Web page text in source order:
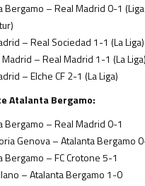
Bergamo – Real Madrid 0-1 (Liga
– Real Sociedad 1-1 (La Liga)
– Real Madrid 1-1 (La Liga)
– Elche CF 2-1 (La Liga)
Atalanta Bergamo:
Bergamo – Real Madrid 0-1
Genova – Atalanta Bergamo
– FC Crotone 5-1
– Atalanta Bergamo 1-0